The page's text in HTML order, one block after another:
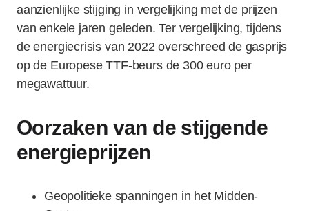
aanzienlijke stijging in vergelijking met de prijzen
van enkele jaren geleden. Ter vergelijking, tijdens
de energiecrisis van 2022 overschreed de gasprijs
op de Europese TTF-beurs de 300 euro per
megawattuur.
Oorzaken van de stijgende
energieprijzen
Geopolitieke spanningen in het Midden-